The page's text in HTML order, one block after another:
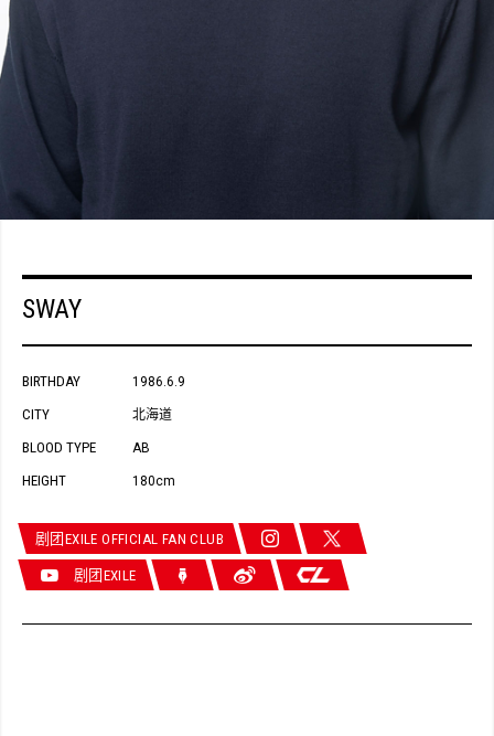
SWAY
BIRTHDAY 1986.6.9
CITY 北海道
BLOOD TYPE AB
HEIGHT 180cm
剧团EXILE OFFICIAL FAN CLUB
剧团EXILE